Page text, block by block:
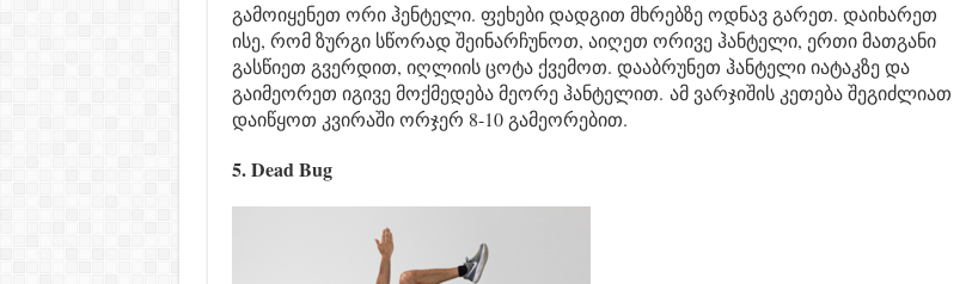
გამოიყენეთ ორი ჰენტელი. ფეხები დადგით მხრებზე ოდნავ გარეთ. დაიხარეთ
ისე, რომ ზურგი სწორად შეინარჩუნოთ, აიღეთ ორივე ჰანტელი, ერთი მათგანი
გასწიეთ გვერდით, იღლიის ცოტა ქვემოთ. დააბრუნეთ ჰანტელი იატაკზე და
გაიმეორეთ იგივე მოქმედება მეორე ჰანტელით. ამ ვარჯიშის კეთება შეგიძლიათ
დაიწყოთ კვირაში ორჯერ 8-10 გამეორებით.
5. Dead Bug